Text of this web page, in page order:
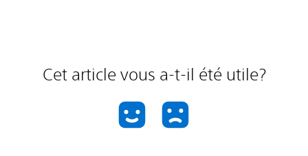
Cet article vous a-t-il été utile?